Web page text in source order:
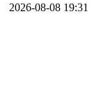
2026-08-08 19:31